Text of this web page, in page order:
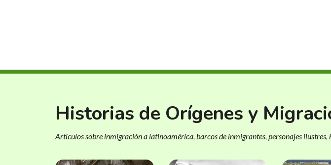
Historias de Orígenes y
Artículos sobre inmigración a latinoamérica, barcos de inmigrantes, personajes